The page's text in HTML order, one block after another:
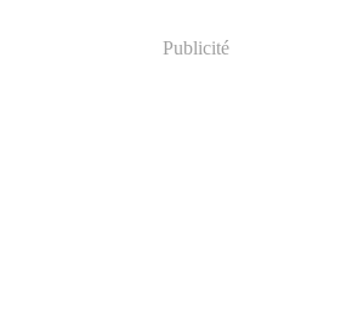
Publicité